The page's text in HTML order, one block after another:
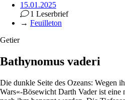
15.01.2025
1 Leserbrief
→ Feuilleton
Getier
Bathynomus vaderi
Die dunkle Seite des Ozeans: Wegen
Wars«-Bösewicht Darth Vader ist eine